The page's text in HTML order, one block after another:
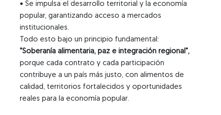
• Se impulsa el desarrollo territorial y la economía
popular, garantizando acceso a mercados
institucionales.
"Soberanía alimentaria, paz e integración regional",
porque cada contrato y cada participación
contribuye a un país más justo, con alimentos de
calidad, territorios fortalecidos y oportunidades
reales para la economía popular.